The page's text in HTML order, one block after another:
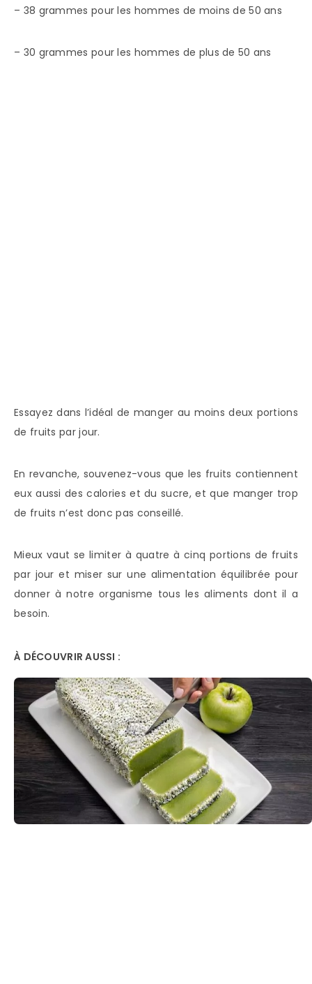
– 38 grammes pour les hommes de moins de 50 ans
– 30 grammes pour les hommes de plus de 50 ans
Essayez dans l’idéal de manger au moins deux portions
de fruits par jour.
En revanche, souvenez-vous que les fruits contiennent
eux aussi des calories et du sucre, et que manger trop
de fruits n’est donc pas conseillé.
Mieux vaut se limiter à quatre à cinq portions de fruits
par jour et miser sur une alimentation équilibrée pour
donner à notre organisme tous les aliments dont il a
besoin.
À DÉCOUVRIR AUSSI :